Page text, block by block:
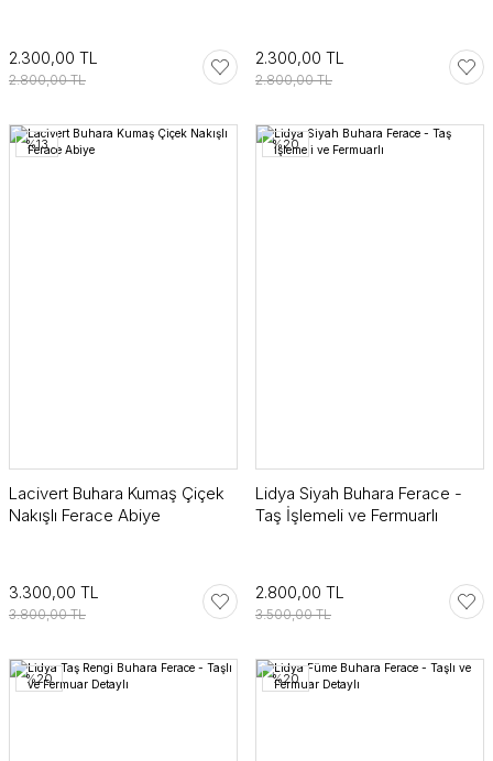
2.300,00 TL
2.800,00 TL
2.300,00 TL
2.800,00 TL
%13
Lacivert Buhara Kumaş Çiçek
Nakışlı Ferace Abiye
3.300,00 TL
3.800,00 TL
%20
Lidya Siyah Buhara Ferace -
Taş İşlemeli ve Fermuarlı
2.800,00 TL
3.500,00 TL
%20 %20